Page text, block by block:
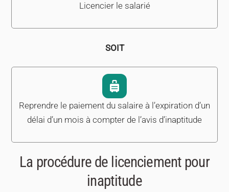
Licencier le salarié
SOIT
Reprendre le paiement du salaire à l’expiration d’un
délai d’un mois à compter de l’avis d’inaptitude
La procédure de licenciement pour
inaptitude